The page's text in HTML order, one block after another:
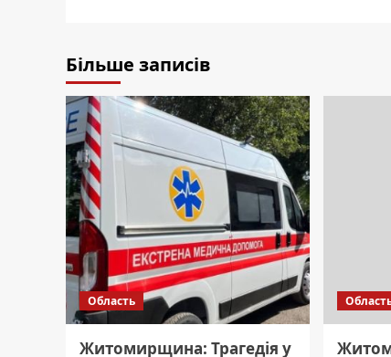
Більше записів
Область
Житомирщина: Трагедія у